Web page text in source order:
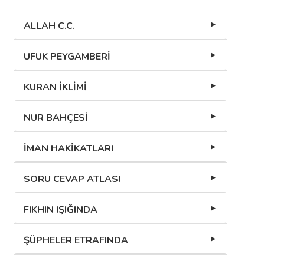
ALLAH C.C.
UFUK PEYGAMBERİ
KURAN İKLİMİ
NUR BAHÇESİ
İMAN HAKİKATLARI
SORU CEVAP ATLASI
FIKHIN IŞIĞINDA
ŞÜPHELER ETRAFINDA